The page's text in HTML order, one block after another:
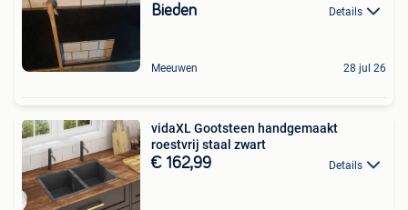
Bieden Details
Meeuwen 28 jul 26
vidaXL Gootsteen handgemaakt
roestvrij staal zwart
€ 162,99 Details